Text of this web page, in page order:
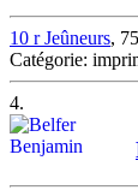
10 r Jeûneurs,
Catégorie:
4.